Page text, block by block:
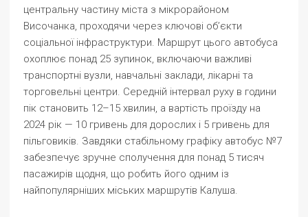
центральну частину міста з мікрорайоном
Височанка, проходячи через ключові об’єкти
соціальної інфраструктури. Маршрут цього автобуса
охоплює понад 25 зупинок, включаючи важливі
транспортні вузли, навчальні заклади, лікарні та
торговельні центри. Середній інтервал руху в години
пік становить 12–15 хвилин, а вартість проїзду на
2024 рік — 10 гривень для дорослих і 5 гривень для
пільговиків. Завдяки стабільному графіку автобус №7
забезпечує зручне сполучення для понад 5 тисяч
пасажирів щодня, що робить його одним із
найпопулярніших міських маршрутів Калуша.